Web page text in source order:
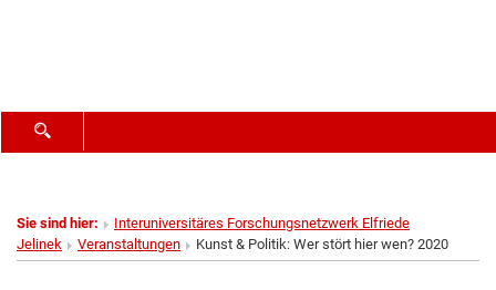
SUCHFORMULAR ÖFFNEN
Sie sind hier:
Interuniversitäres Forschungsnetzwerk Elfriede
Jelinek
Veranstaltungen Kunst & Politik: Wer stört hier wen? 2020